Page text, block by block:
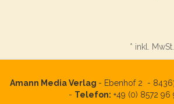
* inkl.
Amann Media Verlag - Ebenhof 2 -
- Telefon: +49 (0) 8572 96